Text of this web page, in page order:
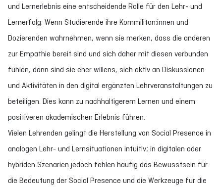
und Lernerlebnis eine entscheidende Rolle für den Lehr- und
Lernerfolg. Wenn Studierende ihre Kommiliton:innen und
Dozierenden wahrnehmen, wenn sie merken, dass die anderen
zur Empathie bereit sind und sich daher mit diesen verbunden
fühlen, dann sind sie eher willens, sich aktiv an Diskussionen
und Aktivitäten in den digital ergänzten Lehrveranstaltungen zu
beteiligen. Dies kann zu nachhaltigerem Lernen und einem
positiveren akademischen Erlebnis führen.
Vielen Lehrenden gelingt die Herstellung von Social Presence in
analogen Lehr- und Lernsituationen intuitiv; in digitalen oder
hybriden Szenarien jedoch fehlen häufig das Bewusstsein für
die Bedeutung der Social Presence und die Werkzeuge für die